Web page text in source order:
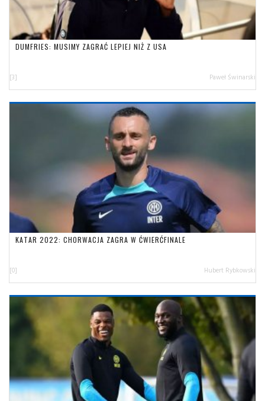
DUMFRIES: MUSIMY ZAGRAĆ LEPIEJ NIŻ Z USA
[3] Paweł Świnarski
KATAR 2022: CHORWACJA ZAGRA W ĆWIERĆFINALE
[0] Hubert Rybkowski